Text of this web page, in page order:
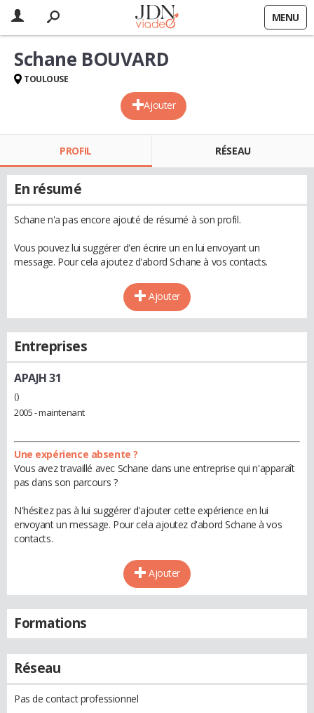
MENU
Ajouter
Schane BOUVARD
TOULOUSE
PROFIL RÉSEAU
En résumé
Schane n'a pas encore ajouté de résumé à son profil.
Vous pouvez lui suggérer d'en écrire un en lui envoyant un
message. Pour cela ajoutez d'abord Schane à vos contacts.
Ajouter
Entreprises
APAJH 31
()
2005 - maintenant
Une expérience absente ?
Vous avez travaillé avec Schane dans une entreprise qui n'apparaît
pas dans son parcours ?
N'hésitez pas à lui suggérer d'ajouter cette expérience en lui
envoyant un message. Pour cela ajoutez d'abord Schane à vos
contacts.
Ajouter
Formations
Réseau
Pas de contact professionnel